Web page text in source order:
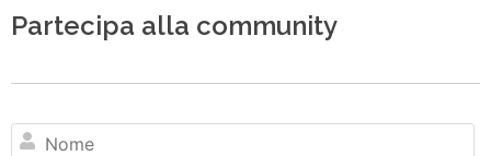
Partecipa alla community